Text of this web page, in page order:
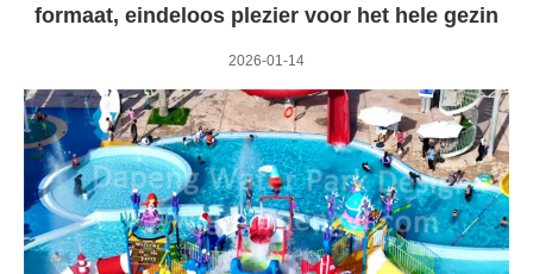
formaat, eindeloos plezier voor het hele gezin
2026-01-14